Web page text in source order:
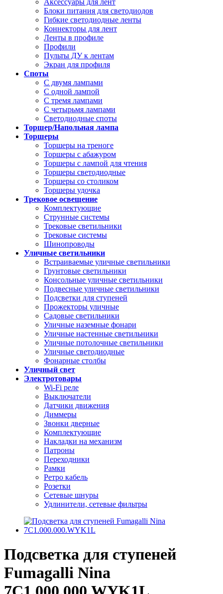
Аксессуары для лент
Блоки питания для светодиодов
Гибкие светодиодные ленты
Коннекторы для лент
Ленты в профиле
Профили
Пульты ДУ к лентам
Экран для профиля
Споты
С двумя лампами
С одной лампой
С тремя лампами
С четырьмя лампами
Светодиодные споты
Торшер/Напольная лампа
Торшеры
Торшеры на треноге
Торшеры с абажуром
Торшеры с лампой для чтения
Торшеры светодиодные
Торшеры со столиком
Торшеры удочка
Трековое освещение
Комплектующие
Струнные системы
Трековые светильники
Трековые системы
Шинопроводы
Уличные светильники
Встраиваемые уличные светильники
Грунтовые светильники
Консольные уличные светильники
Подвесные уличные светильники
Подсветки для ступеней
Прожекторы уличные
Садовые светильники
Уличные наземные фонари
Уличные настенные светильники
Уличные потолочные светильники
Уличные светодиодные
Фонарные столбы
Уличный свет
Электротовары
Wi-Fi реле
Выключатели
Датчики движения
Диммеры
Звонки дверные
Комплектующие
Накладки на механизм
Патроны
Переходники
Рамки
Ретро кабель
Розетки
Сетевые шнуры
Удлинители, сетевые фильтры
Подсветка для ступеней
Fumagalli Nina